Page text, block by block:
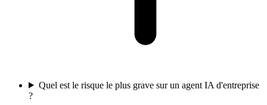
Quel est le risque le plus grave sur un agent IA d'entreprise
?